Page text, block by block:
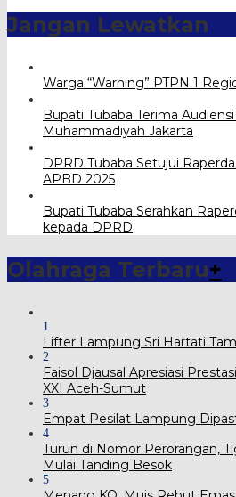
Jangan Lewatkan
Warga “Warning” PTPN 1
Bupati Tubaba Terima
Muhammadiyah Jakarta
DPRD Tubaba Setujui
APBD 2025
Bupati Tubaba Serahkan
kepada DPRD
Olahraga Terbaru+
1
Lifter Lampung Sri Hartati
2
Faisol Djausal Apresiasi
XXI Aceh-Sumut
3
Empat Pesilat Lampung
4
Turun di Nomor Perorangan,
Mulai Tanding Besok
5